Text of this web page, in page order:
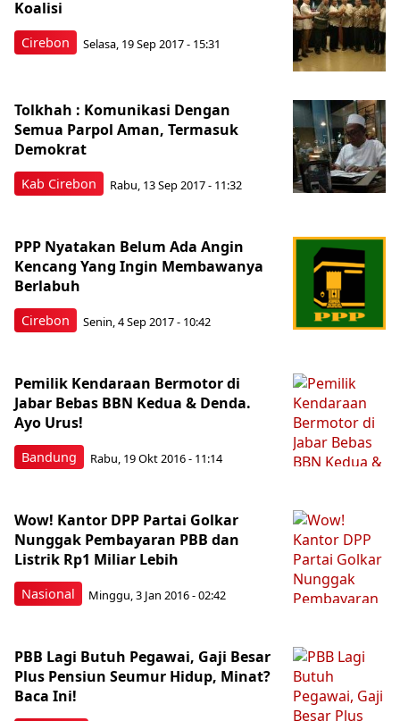
Cirebon
Koalisi
Selasa, 19 Sep 2017 - 15:31
Kab Cirebon
Tolkhah : Komunikasi Dengan
Semua Parpol Aman, Termasuk
Demokrat
Rabu, 13 Sep 2017 - 11:32
Cirebon
PPP Nyatakan Belum Ada Angin
Kencang Yang Ingin Membawanya
Berlabuh
Senin, 4 Sep 2017 - 10:42
Bandung
Pemilik Kendaraan Bermotor di
Jabar Bebas BBN Kedua & Denda.
Ayo Urus!
Rabu, 19 Okt 2016 - 11:14
Nasional
Wow! Kantor DPP Partai Golkar
Nunggak Pembayaran PBB dan
Listrik Rp1 Miliar Lebih
Minggu, 3 Jan 2016 - 02:42
PBB Lagi Butuh Pegawai, Gaji Besar
Plus Pensiun Seumur Hidup, Minat?
Baca Ini!